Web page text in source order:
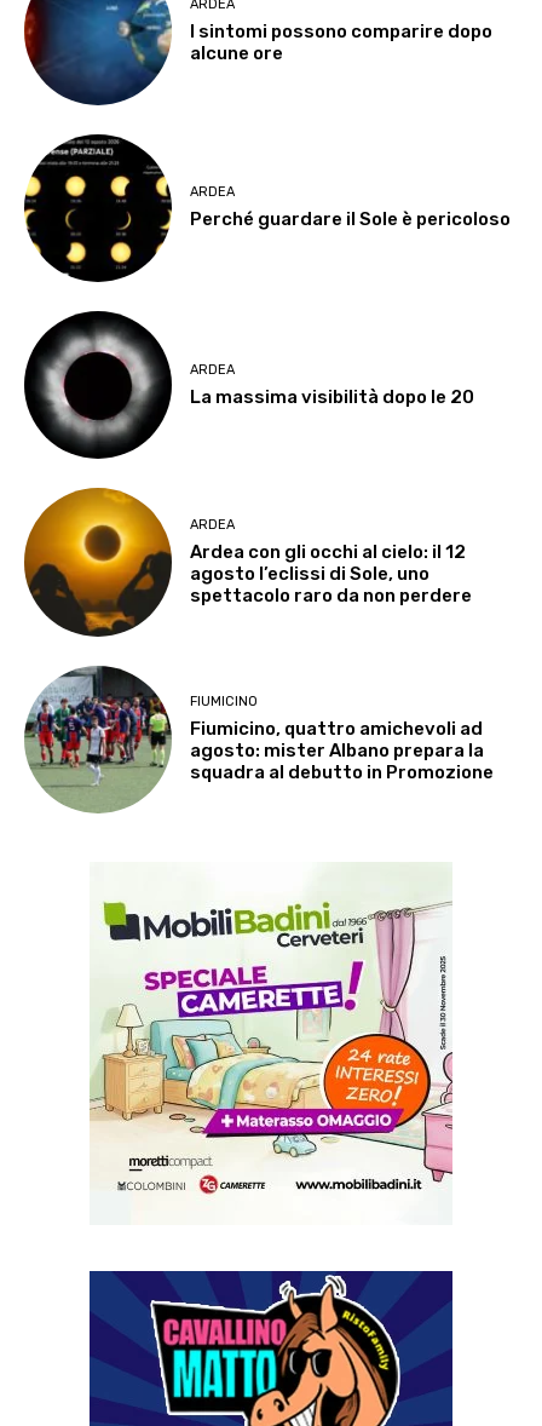
ARDEA
I sintomi possono comparire dopo
alcune ore
ARDEA
Perché guardare il Sole è pericoloso
ARDEA
La massima visibilità dopo le 20
ARDEA
Ardea con gli occhi al cielo: il 12
agosto l’eclissi di Sole, uno
spettacolo raro da non perdere
FIUMICINO
Fiumicino, quattro amichevoli ad
agosto: mister Albano prepara la
squadra al debutto in Promozione